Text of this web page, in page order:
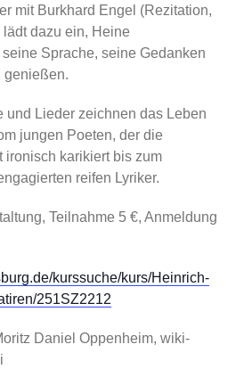
mit Burkhard Engel (Rezitation,
dazu ein, Heine
Sprache, seine Gedanken
genießen.
und Lieder zeichnen das Leben
jungen Poeten, der die
ironisch karikiert bis zum
reifen Lyriker.
Teilnahme 5 €, Anmeldung
kurssuche/kurs/Heinrich-
251SZ2212
Daniel Oppenheim, wiki-